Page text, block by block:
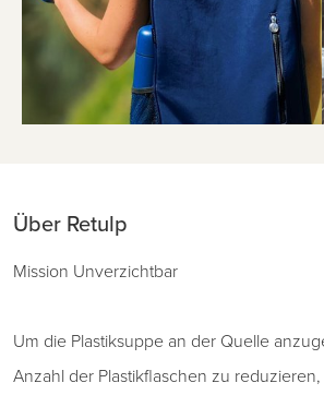
Über Retulp
Mission Unverzichtbar
Um die Plastiksuppe an der Quelle
Anzahl der Plastikflaschen zu